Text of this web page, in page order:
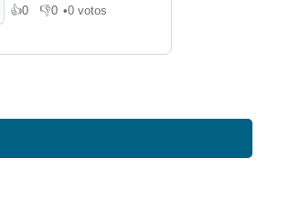
👍0
Me gusta
👎0
No me gusta
•0 votos